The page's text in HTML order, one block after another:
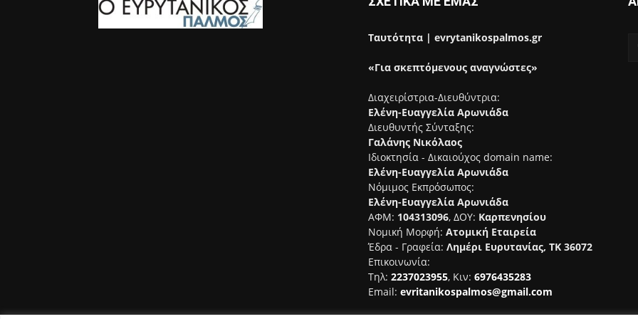
Ταυτότητα | evrytanikospalmos.gr
«Για σκεπτόμενους αναγνώστες»
Διαχειρίστρια-Διευθύντρια:
Ελένη-Ευαγγελία Αρωνιάδα
Διευθυντής Σύνταξης:
Γαλάνης Νικόλαος
Ιδιοκτησία - Δικαιούχος domain name:
Ελένη-Ευαγγελία Αρωνιάδα
Νόμιμος Εκπρόσωπος:
Ελένη-Ευαγγελία Αρωνιάδα
ΑΦΜ: 104313096, ΔΟΥ: Καρπενησίου
Νομική Μορφή: Ατομική Εταιρεία
Έδρα - Γραφεία: Λημέρι Ευρυτανίας, ΤΚ 36072
Επικοινωνία:
Τηλ: 2237023955, Κιν: 6976435283
Email: evritanikospalmos@gmail.com